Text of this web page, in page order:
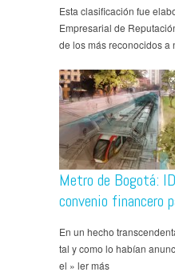
Esta clasificación fue
Empresarial de
de los más reconocidos a
Metro de Bogotá:
convenio financero
En un hecho
tal y como lo habían
el » ler más